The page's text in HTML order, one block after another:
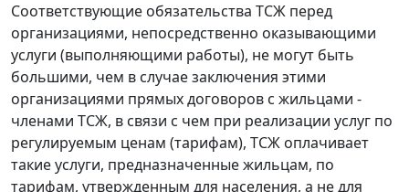
Соответствующие обязательства ТСЖ перед
организациями, непосредственно оказывающими
услуги (выполняющими работы), не могут быть
большими, чем в случае заключения этими
организациями прямых договоров с жильцами -
членами ТСЖ, в связи с чем при реализации услуг по
регулируемым ценам (тарифам), ТСЖ оплачивает
такие услуги, предназначенные жильцам, по
тарифам, утвержденным для населения, а не для